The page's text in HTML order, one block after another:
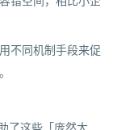
不同机制手段来促